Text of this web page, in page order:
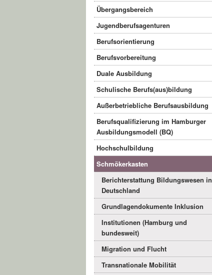
Übergangsbereich
Jugendberufsagenturen
Berufsorientierung
Berufsvorbereitung
Duale Ausbildung
Schulische Berufs(aus)bildung
Außerbetriebliche Berufsausbildung
Berufsqualifizierung im Hamburger
Ausbildungsmodell (BQ)
Hochschulbildung
Schmökerkasten
Berichterstattung Bildungswesen in
Deutschland
Grundlagendokumente Inklusion
Institutionen (Hamburg und
bundesweit)
Migration und Flucht
Transnationale Mobilität